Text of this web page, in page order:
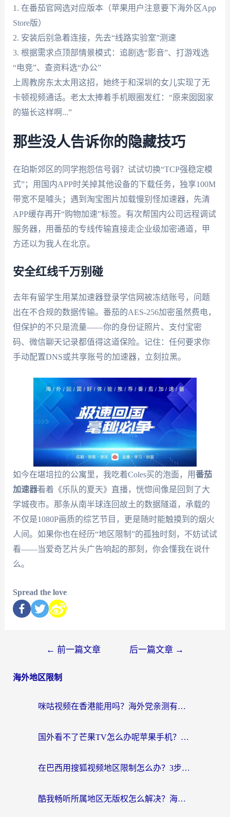
1. 在番茄官网选对应版本（苹果用户注意要下海外区App
Store版）
2. 安装后别急着连接，先去“线路实验室”测速
3. 根据需求点顶部情景模式：追剧选“影音”、打游戏选
“电竞”、查资料选“办公”
上周教房东太太用这招，她终于和深圳的女儿实现了无
卡顿视频通话。老太太捧着手机眼圈发红：“原来囡囡家
的猫长这样啊...”
那些没人告诉你的隐藏技巧
在珀斯郊区的同学抱怨信号弱？试试切换“TCP强稳定模
式”；用国内APP时关掉其他设备的下载任务，独享100M
带宽不是噱头；遇到淘宝图片加载慢别怪加速器，先清
APP缓存再开“购物加速”标签。有次帮国内公司远程调试
服务器，用番茄的专线传输直接走企业级加密通道，甲
方还以为我人在北京。
安全红线千万别碰
去年有留学生用某加速器登录学信网被冻结账号，问题
出在不合规的数据传输。番茄的AES-256加密虽然费电，
但保护的不只是流量——你的身份证照片、支付宝密
码、微信聊天记录都值得这道保险。记住：任何要求你
手动配置DNS或共享账号的加速器，立刻拉黑。
如今在堪培拉的公寓里，我吃着Coles买的泡面，用番茄
加速器看着《乐队的夏天》直播，恍惚间像是回到了大
学城夜市。那条从南半球连回故土的数据隧道，承载的
不仅是1080P画质的综艺节目，更是随时能触摸到的烟火
人间。如果你也在经历“地区限制”的孤独时刻，不妨试试
看——当爱奇艺片头广告响起的那刻，你会懂我在说什
么。
Spread the love
← 前一篇文章 后一篇文章 →
海外地区限制
咪咕视频在香港能用吗？海外党亲测有效的回国加速方案来了
国外看不了芒果TV怎么办呢苹果手机？海外党追剧游戏的全能解决方案
在巴西用搜狐视频地区限制怎么办？3步解决海外看国内剧的烦恼
酷我畅听所属地区无版权怎么解决？海外党必看的回国加速全攻略